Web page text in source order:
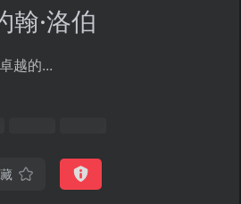
·洛伯
越的...